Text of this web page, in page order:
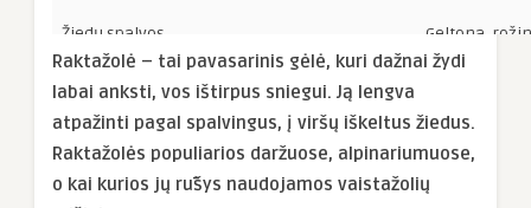
Žiedų spalvos Geltona,
Raktažolė – tai pavasarinis gėlė, kuri dažnai žydi
labai anksti, vos ištirpus sniegui. Ją lengva
atpažinti pagal spalvingus, į viršų iškeltus žiedus.
Raktažolės populiarios daržuose, alpinariumuose,
o kai kurios jų rūšys naudojamos vaistažolių